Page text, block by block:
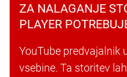
ZA NALAGANJE
PLAYER
YouTube predvajalnik
vsebine. Ta storitev